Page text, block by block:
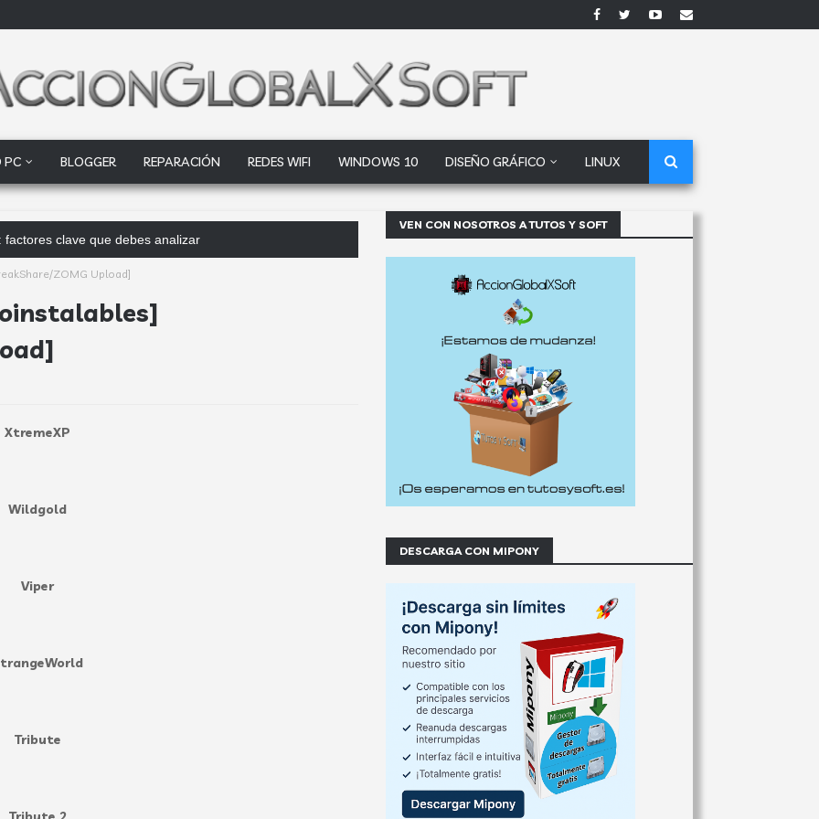
PC BLOGGER REPARACIÓN REDES WIFI WINDOWS 10 DISEÑO GRÁFICO LINUX
clave que debes analizar
ZOMG Upload]
XtremeXP
Wildgold
Viper
Tribute
VEN CON NOSOTROS A TUTOS Y SOFT
DESCARGA CON MIPONY